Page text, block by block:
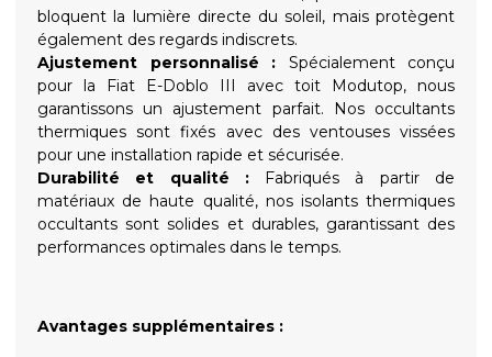
bloquent la lumière directe du soleil, mais protègent
également des regards indiscrets.
Ajustement personnalisé : Spécialement conçu
pour la Fiat E-Doblo III avec toit Modutop, nous
garantissons un ajustement parfait. Nos occultants
thermiques sont fixés avec des ventouses vissées
pour une installation rapide et sécurisée.
Durabilité et qualité :Fabriqués à partir de
matériaux de haute qualité, nos isolants thermiques
occultants sont solides et durables, garantissant des
performances optimales dans le temps.
Avantages supplémentaires :